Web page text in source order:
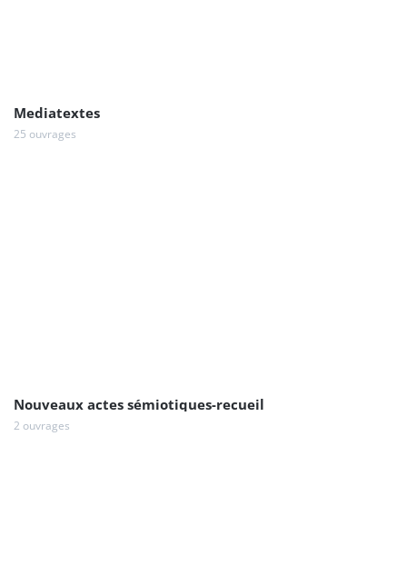
Mediatextes
25 ouvrages
Nouveaux actes sémiotiques-recueil
2 ouvrages